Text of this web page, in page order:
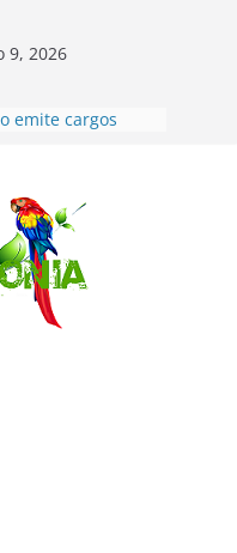
9, 2026
emite cargos
años en
en cantón
de 22 años
encontrados
lopez